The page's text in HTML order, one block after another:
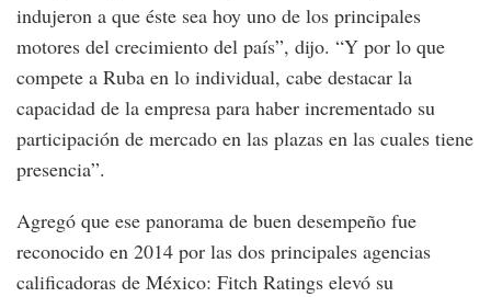
indujeron a que éste sea hoy uno de los principales
motores del crecimiento del país”, dijo. “Y por lo que
compete a Ruba en lo individual, cabe destacar la
capacidad de la empresa para haber incrementado su
participación de mercado en las plazas en las cuales tiene
presencia”.
Agregó que ese panorama de buen desempeño fue
reconocido en 2014 por las dos principales agencias
calificadoras de México: Fitch Ratings elevó su